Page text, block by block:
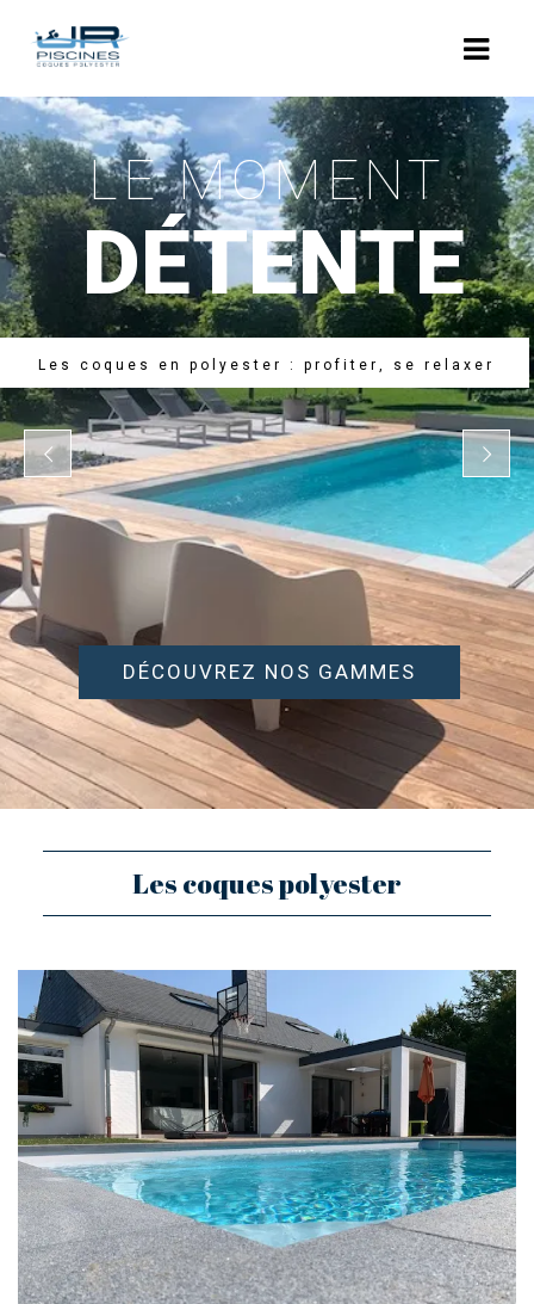
ACCUEIL
L’ENTREPRISE
NOS PISCINES
POLYESTER
PISCINES BÉTON
RÉNOVATION
EQUIPEMENTS
TOILES TENDUES
TRAITEMENT AUTOMATIQUE DE L’EAU
DÉSHUMIDIFICATION
CHAUFFAGE
BÂCHE À BARRES
NOUS CONTACTER
LE MOMENT
DÉTENTE
L e s c o q u e s e n p o y e st e r : p r of it e r , s e r e a x e r
DÉCOUVREZ NOS GAMMES
Les coques polyester